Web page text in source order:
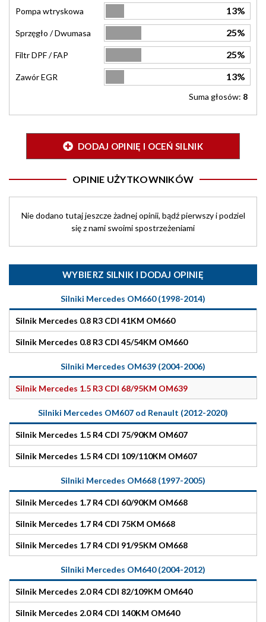
Pompa wtryskowa 13%
Sprzęgło / Dwumasa 25%
Filtr DPF / FAP 25%
Zawór EGR 13%
Suma głosów: 8
DODAJ OPINIĘ I OCEŃ SILNIK
OPINIE UŻYTKOWNIKÓW
Nie dodano tutaj jeszcze żadnej opinii, bądź pierwszy i podziel
się z nami swoimi spostrzeżeniami
WYBIERZ SILNIK I DODAJ OPINIĘ
Silniki Mercedes OM660 (1998-2014)
Silnik Mercedes 0.8 R3 CDI 41KM OM660
Silnik Mercedes 0.8 R3 CDI 45/54KM OM660
Silniki Mercedes OM639 (2004-2006)
Silnik Mercedes 1.5 R3 CDI 68/95KM OM639
Silniki Mercedes OM607 od Renault (2012-2020)
Silnik Mercedes 1.5 R4 CDI 75/90KM OM607
Silnik Mercedes 1.5 R4 CDI 109/110KM OM607
Silniki Mercedes OM668 (1997-2005)
Silnik Mercedes 1.7 R4 CDI 60/90KM OM668
Silnik Mercedes 1.7 R4 CDI 75KM OM668
Silnik Mercedes 1.7 R4 CDI 91/95KM OM668
Silniki Mercedes OM640 (2004-2012)
Silnik Mercedes 2.0 R4 CDI 82/109KM OM640
Silnik Mercedes 2.0 R4 CDI 140KM OM640